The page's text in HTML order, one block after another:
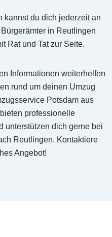
kannst du dich jederzeit an
in Reutlingen
Rat und Tat zur Seite.
Informationen weiterhelfen
rund um deinen Umzug
Potsdam aus
professionelle
unterstützen dich gerne bei
Reutlingen. Kontaktiere
Angebot!